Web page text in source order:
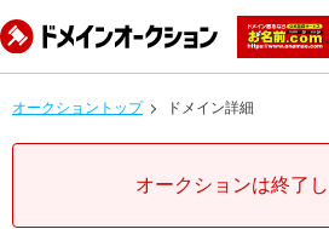
オークショントップ ドメイン詳細
オークションは終了し